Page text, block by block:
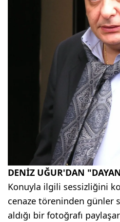
DENİZ UĞUR'DAN
Konuyla ilgili sessizliğini
cenaze töreninden günler
aldığı bir fotoğrafı